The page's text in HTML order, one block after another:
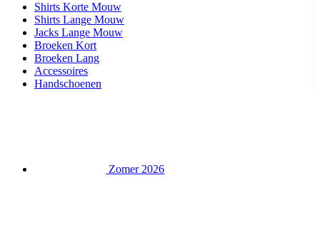
Shirts Korte Mouw
Shirts Lange Mouw
Jacks Lange Mouw
Broeken Kort
Broeken Lang
Accessoires
Handschoenen